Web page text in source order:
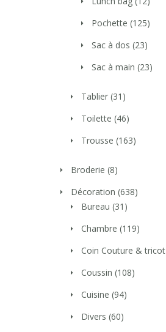
Pochette (125)
Sac à dos (23)
Sac à main (23)
Tablier (31)
Toilette (46)
Trousse (163)
Broderie (8)
Décoration (638)
Bureau (31)
Chambre (119)
Coin Couture & tricot
Coussin (108)
Cuisine (94)
Divers (60)